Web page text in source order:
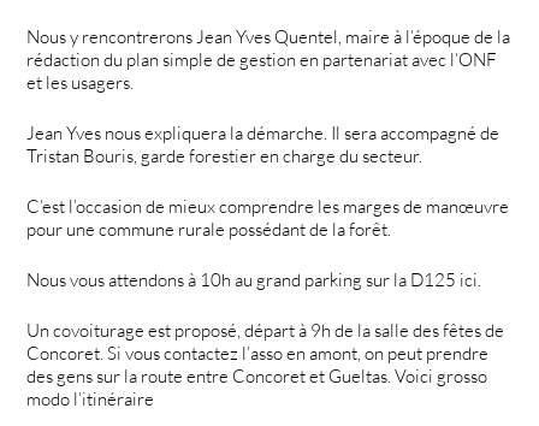
Nous y rencontrerons Jean Yves Quentel, maire à l’époque de la
rédaction du plan simple de gestion en partenariat avec l’ONF
et les usagers.
Jean Yves nous expliquera la démarche. Il sera accompagné de
Tristan Bouris, garde forestier en charge du secteur.
C’est l’occasion de mieux comprendre les marges de manœuvre
pour une commune rurale possédant de la forêt.
Nous vous attendons à 10h au grand parking sur la D125 ici.
Un covoiturage est proposé, départ à 9h de la salle des fêtes de
Concoret. Si vous contactez l’asso en amont, on peut prendre
des gens sur la route entre Concoret et Gueltas. Voici grosso
modo l’itinéraire